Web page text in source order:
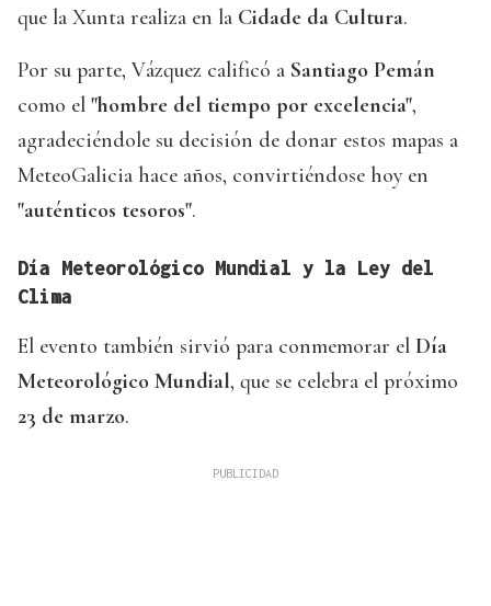
que la Xunta realiza en la Cidade da Cultura.
Por su parte, Vázquez calificó a Santiago Pemán
como el "hombre del tiempo por excelencia",
agradeciéndole su decisión de donar estos mapas a
MeteoGalicia hace años, convirtiéndose hoy en
"auténticos tesoros".
Día Meteorológico Mundial y la Ley del
Clima
El evento también sirvió para conmemorar el Día
Meteorológico Mundial, que se celebra el próximo
23 de marzo.